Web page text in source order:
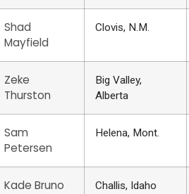
Shad
Mayfield
Clovis, N.M.
Zeke
Thurston
Big Valley,
Alberta
Sam
Petersen
Helena, Mont.
Kade Bruno Challis, Idaho